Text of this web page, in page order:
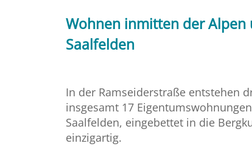
Wohnen inmitten der
Saalfelden
In der Ramseiderstraße entstehen
insgesamt 17
Saalfelden, eingebettet in die
einzigartig.